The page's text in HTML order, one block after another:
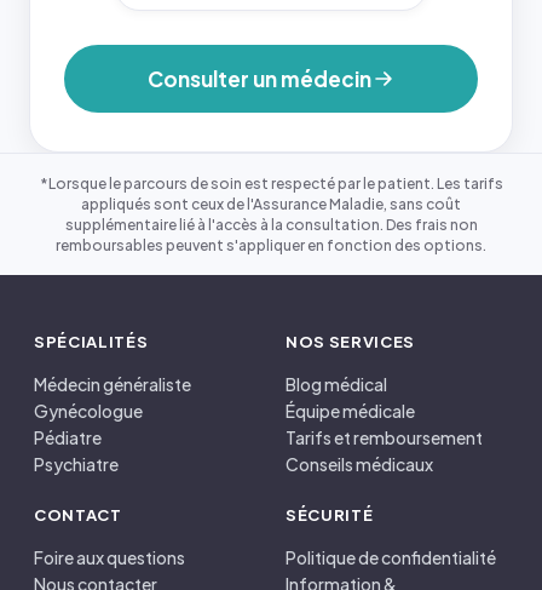
Consulter un médecin
*Lorsque le parcours de soin est respecté par le patient. Les tarifs
appliqués sont ceux de l'Assurance Maladie, sans coût
supplémentaire lié à l'accès à la consultation. Des frais non
remboursables peuvent s'appliquer en fonction des options.
SPÉCIALITÉS
Médecin généraliste
Gynécologue
Pédiatre
Psychiatre
NOS SERVICES
Blog médical
Équipe médicale
Tarifs et remboursement
Conseils médicaux
CONTACT
Foire aux questions
Nous contacter
SÉCURITÉ
Politique de confidentialité
Information &